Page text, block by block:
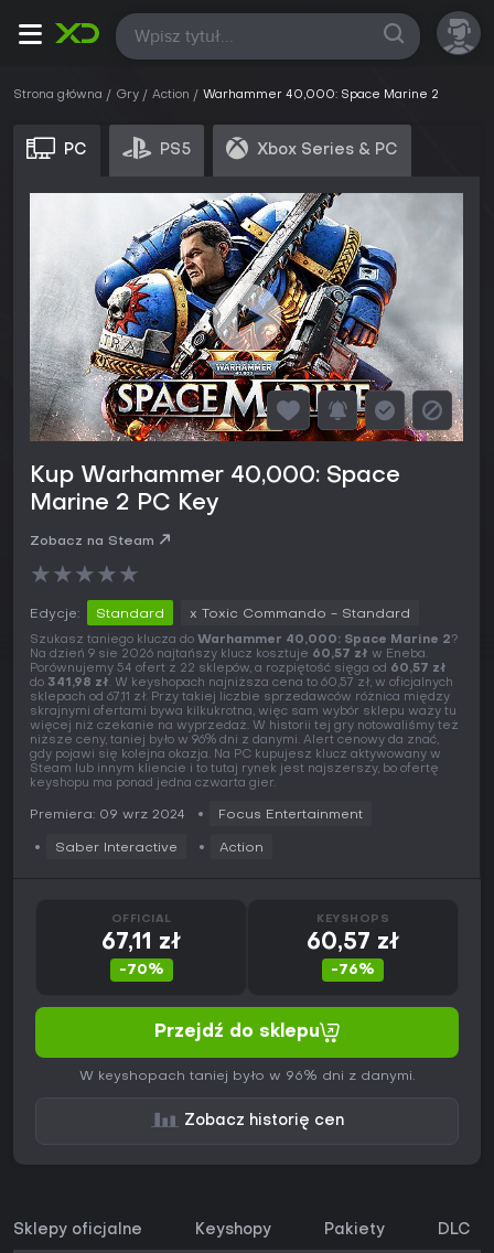
Wszystkie
Strona główna Gry Action Warhammer 40,000: Space Marine 2
PC PS5 Xbox Series & PC
Kup Warhammer 40,000: Space
Marine 2 PC Key
Zobacz na Steam
★★★★★
Edycje: Standard x Toxic Commando - Standard
Szukasz taniego klucza do Warhammer 40,000: Space Marine 2?
Na dzień 9 sie 2026 najtańszy klucz kosztuje 60,57 zł w Eneba.
Porównujemy 54 ofert z 22 sklepów, a rozpiętość sięga od 60,57 zł
do 341,98 zł. W keyshopach najniższa cena to 60,57 zł, w oficjalnych
sklepach od 67,11 zł. Przy takiej liczbie sprzedawców różnica między
skrajnymi ofertami bywa kilkukrotna, więc sam wybór sklepu waży tu
więcej niż czekanie na wyprzedaż. W historii tej gry notowaliśmy też
niższe ceny, taniej było w 96% dni z danymi. Alert cenowy da znać,
gdy pojawi się kolejna okazja. Na PC kupujesz klucz aktywowany w
Steam lub innym kliencie i to tutaj rynek jest najszerszy, bo ofertę
keyshopu ma ponad jedna czwarta gier.
Premiera: 09 wrz 2024 Focus Entertainment
Saber Interactive Action
OFFICIAL
67,11 zł
-70%
KEYSHOPS
60,57 zł
-76%
Przejdź do sklepu
W keyshopach taniej było w 96% dni z danymi.
Zobacz historię cen
Sklepy oficjalne Keyshopy Pakiety DLC